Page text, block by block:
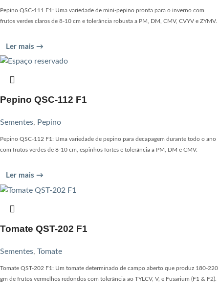
Pepino QSC-111 F1: Uma variedade de mini-pepino pronta para o inverno com
frutos verdes claros de 8-10 cm e tolerância robusta a PM, DM, CMV, CVYV e ZYMV.
Ler mais →
Pepino QSC-112 F1
Sementes, Pepino
Pepino QSC-112 F1: Uma variedade de pepino para decapagem durante todo o ano
com frutos verdes de 8-10 cm, espinhos fortes e tolerância a PM, DM e CMV.
Ler mais →
Tomate QST-202 F1
Sementes, Tomate
Tomate QST-202 F1: Um tomate determinado de campo aberto que produz 180-220
gm de frutos vermelhos redondos com tolerância ao TYLCV, V, e Fusarium (F1 & F2).